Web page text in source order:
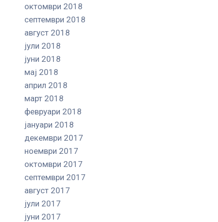
октомври 2018
септември 2018
август 2018
јули 2018
јуни 2018
мај 2018
април 2018
март 2018
февруари 2018
јануари 2018
декември 2017
ноември 2017
октомври 2017
септември 2017
август 2017
јули 2017
јуни 2017